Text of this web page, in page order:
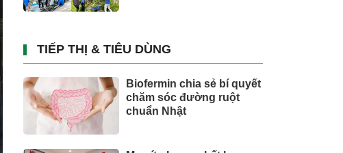
TIẾP THỊ & TIÊU DÙNG
Biofermin chia sẻ bí quyết
chăm sóc đường ruột
chuẩn Nhật